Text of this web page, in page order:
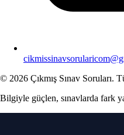
© 2026 Çıkmış Sınav Soruları.
Bilgiyle güçlen, sınavlarda fark